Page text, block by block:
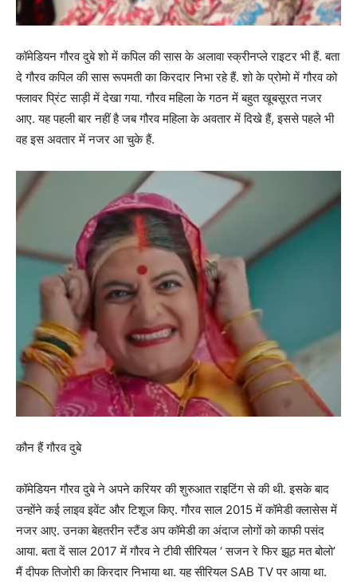
कॉमेडियन गौरव दुबे शो में कपिल की सास के अलावा स्क्रीनप्ले राइटर भी हैं. बता
दे गौरव कपिल की सास रूपमती का किरदार निभा रहे हैं. शो के प्रोमो में गौरव को
फ्लावर प्रिंट साड़ी में देखा गया. गौरव महिला के गठन में बहुत खूबसूरत नजर
आए. यह पहली बार नहीं है जब गौरव महिला के अवतार में दिखे हैं, इससे पहले भी
वह इस अवतार में नजर आ चुके हैं.
कौन हैं गौरव दुबे
कॉमेडियन गौरव दुबे ने अपने करियर की शुरुआत राइटिंग से की थी. इसके बाद
उन्होंने कई लाइव इवेंट और टिशूज किए. गौरव साल 2015 में कॉमेडी क्लासेस में
नजर आए. उनका बेहतरीन स्टैंड अप कॉमेडी का अंदाज लोगों को काफी पसंद
आया. बता दें साल 2017 में गौरव ने टीवी सीरियल ‘ सजन रे फिर झूठ मत बोलो’
मैं दीपक तिजोरी का किरदार निभाया था. यह सीरियल SAB TV पर आया था.